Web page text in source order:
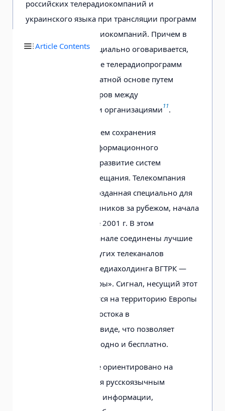
Article Contents
российских телерадиокомпаний и
украинского языка при трансляции программ
украинских телерадиокомпаний. Причем в
этом документе специально оговаривается,
что распространение телерадиопрограмм
производится на платной основе путем
заключения договоров между
заинтересованными организациями11.
Другим направлением сохранения
русскоязычного информационного
пространства стало развитие систем
спутникового телевещания. Телекомпания
«РТР — Планета», созданная специально для
наших соотечественников за рубежом, начала
свою работу в июле 2001 г. В этом
спутниковом телеканале соединены лучшие
программы двух других телеканалов
государственного медиахолдинга ВГТРК —
«России» и «Культуры». Сигнал, несущий этот
телеканал, передается на территорию Европы
и стран Ближнего Востока в
незакодированном виде, что позволяет
принимать его свободно и бесплатно.
Третье направление ориентировано на
оказание содействия русскоязычным
средствам массовой информации,